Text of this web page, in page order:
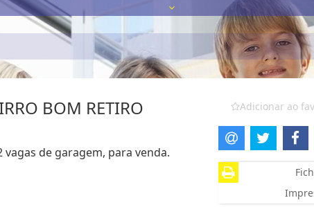
BOM RETIRO
de garagem, para venda.
Adicionar ao